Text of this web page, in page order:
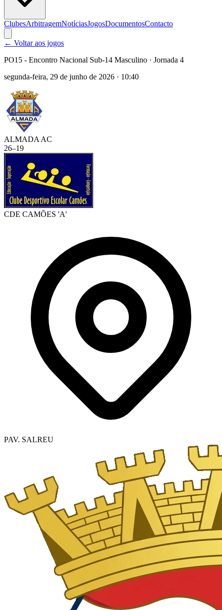
ClubesArbitragemNotíciasJogosDocumentosContacto
← Voltar aos jogos
PO15 - Encontro Nacional Sub-14 Masculino · Jornada 4
segunda-feira, 29 de junho de 2026 · 10:40
ALMADA AC
26–19
CDE CAMÕES 'A'
PAV. SALREU